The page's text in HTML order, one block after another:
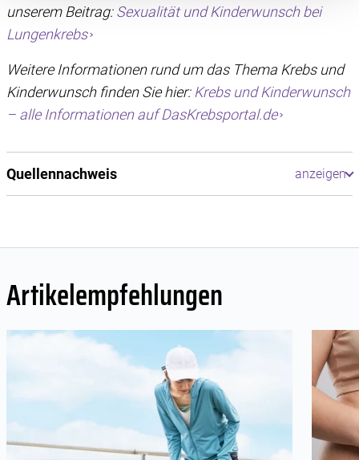
Website optimal zu gestalten und fortlaufend zu
verbessern. Für die Speicherung, den Abruf und die
Einwilligung können Sie mit Wirkung für die Zukunft
widerrufen, indem Sie auf das runde Icon in der linken
unteren Ecke klicken. Weitere Informationen finden Sie in
unserem Beitrag:Sexualität und Kinderwunsch bei
Lungenkrebs
Weitere Informationen rund um das Thema Krebs und
Kinderwunsch finden Sie hier: Krebs und Kinderwunsch
– alle Informationen auf DasKrebsportal.de
Quellennachweis
Artikelempfehlungen